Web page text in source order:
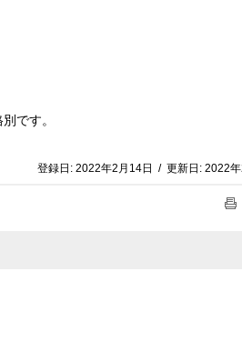
です。
登録日: 2022年2月14日 / 更新日: 2022